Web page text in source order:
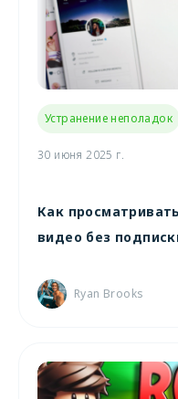
Устранение неполадок
30 июня 2025 г.
Как
видео без
Ryan Brooks